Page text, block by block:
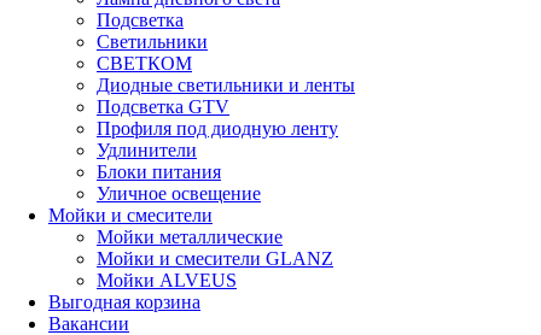
Подсветка
Светильники
СВЕТКОМ
Диодные светильники и ленты
Подсветка GTV
Профиля под диодную ленту
Удлинители
Блоки питания
Уличное освещение
Мойки и смесители
Мойки металлические
Мойки и смесители GLANZ
Мойки ALVEUS
Выгодная корзина
Вакансии